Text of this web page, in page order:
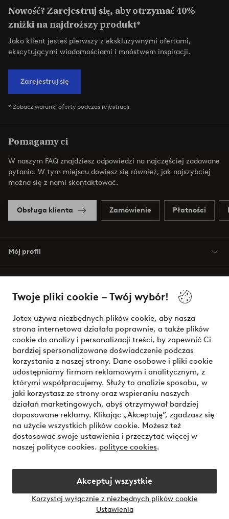
Twoje pliki cookie – Twój wybór!
Jotex używa niezbędnych plików cookie, aby nasza
strona internetowa działała poprawnie, a także plików
cookie do analizy i personalizacji treści, by zapewnić Ci
bardziej spersonalizowane doświadczenie podczas
korzystania z naszej strony. Dane osobowe i pliki cookie
udostępniamy firmom reklamowym i analitycznym, z
którymi współpracujemy. Służy to analizie sposobu, w
jaki korzystasz ze strony oraz wspieraniu naszych
działań marketingowych, abyś otrzymywał bardziej
dopasowane reklamy. Klikając „Akceptuję”, zgadzasz się
na użycie wszystkich plików cookie. Możesz też
dostosować swoje ustawienia i przeczytać więcej w
naszej polityce cookies. polityce cookies.
Akceptuj wszystkie
Korzystaj wyłącznie z niezbędnych plików cookie
Ustawienia
Nowość? Zarejestruj się, aby otrzymać 40%
zniżki na najdroższy produkt*
Jako klient jesteś pierwszy z ekskluzywnymi ofertami,
ekscytującymi wiadomościami i mnóstwem inspiracji.
Zarejestruj się
* Zobacz warunki oferty podczas rejestracji
Pomagamy ci
W naszym FAQ znajdziesz odpowiedzi na najczęściej zadawane
pytania. W tym miejscu dowiesz się również, jak najszybciej
można się z nami skontaktować.
Obsługa klienta Zamówienie Płatności
Mój profil
Warunki
Bezpieczne płatności - zapłać teraz lub podziel się
Chcesz dowiedzieć się więcej o naszych opcjach płatności